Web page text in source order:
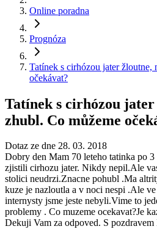
Online poradna
Prognóza
Tatínek s cirhózou jater žloutne,
očekávat?
Tatínek s cirhózou jater
zhubl. Co můžeme
Dotaz ze dne 28. 03. 2018
Dobry den Mam 70 leteho tatinka po
zjistili cirhozu jater. Nikdy nepil.Ale
stolici neudrzi.Znacne pohubl .Ma
kuze je nazloutla a v noci nespi .Ale
internysty jsme jeste nebyli.Vime to
problemy . Co muzeme ocekavat?Je
Dekuji Vam za odpoved. S